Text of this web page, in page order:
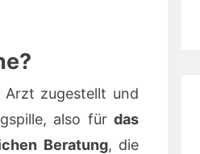
Arzt zugestellt und
also für das
Beratung, die